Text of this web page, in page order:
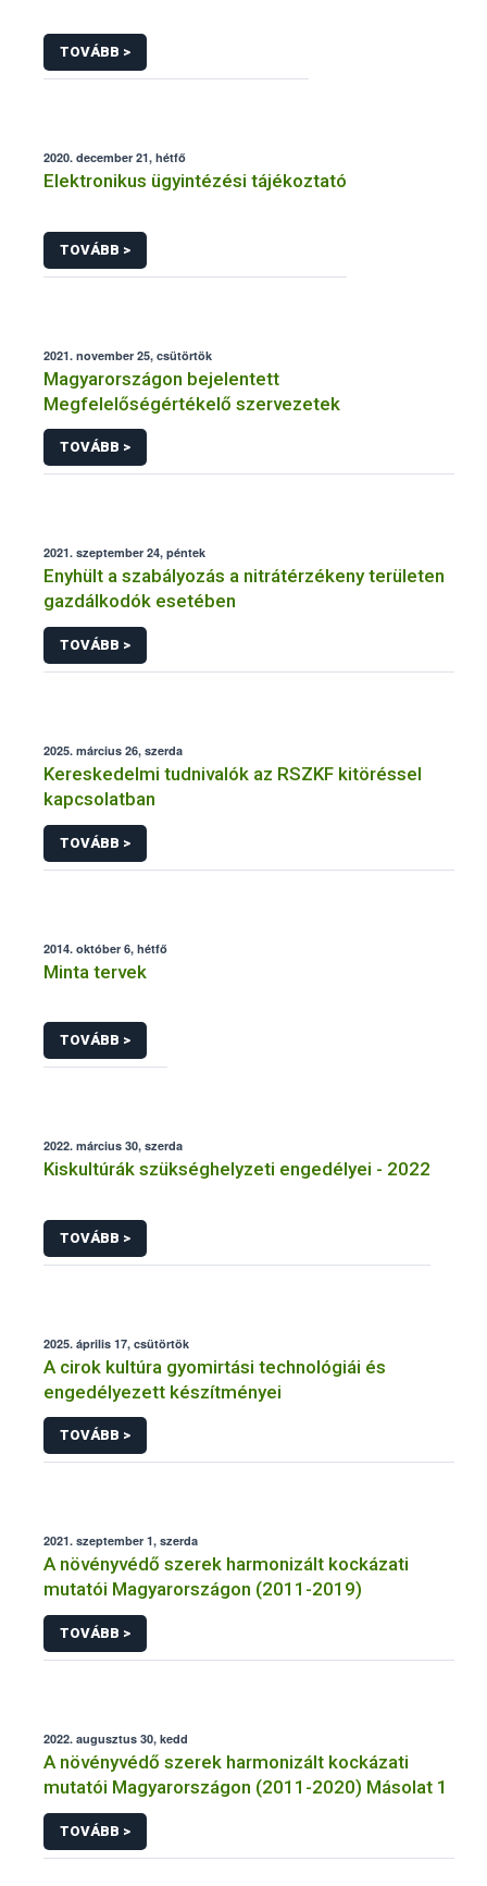
TOVÁBB >
2020. december 21, hétfő
Elektronikus ügyintézési tájékoztató
TOVÁBB >
2021. november 25, csütörtök
Magyarországon bejelentett
Megfelelőségértékelő szervezetek
TOVÁBB >
2021. szeptember 24, péntek
Enyhült a szabályozás a nitrátérzékeny területen
gazdálkodók esetében
TOVÁBB >
2025. március 26, szerda
Kereskedelmi tudnivalók az RSZKF kitöréssel
kapcsolatban
TOVÁBB >
2014. október 6, hétfő
Minta tervek
TOVÁBB >
2022. március 30, szerda
Kiskultúrák szükséghelyzeti engedélyei - 2022
TOVÁBB >
2025. április 17, csütörtök
A cirok kultúra gyomirtási technológiái és
engedélyezett készítményei
TOVÁBB >
2021. szeptember 1, szerda
A növényvédő szerek harmonizált kockázati
mutatói Magyarországon (2011-2019)
TOVÁBB >
2022. augusztus 30, kedd
A növényvédő szerek harmonizált kockázati
mutatói Magyarországon (2011-2020) Másolat 1
TOVÁBB >